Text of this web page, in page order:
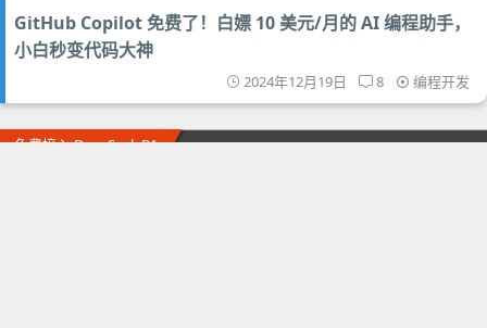
GitHub Copilot 免费了！白嫖 10 美元/月的 AI 编程助手，
小白秒变代码大神
2024年12月19日 8 编程开发
免费接入 DeepSeek R1